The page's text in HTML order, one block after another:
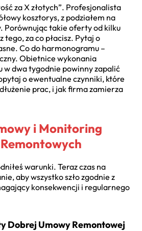
za X złotych”. Profesjonalista
kosztorys, z podziałem na
Porównując takie oferty od kilku
tego, za co płacisz. Pytaj o
Co do harmonogramu –
Obietnice wykonania
dwa tygodnie powinny zapalić
o ewentualne czynniki, które
prac, i jak firma zamierza
i Monitoring
warunki. Teraz czas na
aby wszystko szło zgodnie z
konsekwencji i regularnego
Dobrej Umowy Remontowej